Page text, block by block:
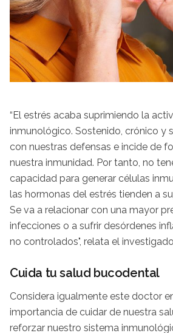
“El estrés acaba suprimiendo la
inmunológico. Sostenido, crónico y
con nuestras defensas e incide de
nuestra inmunidad. Por tanto, no
capacidad para generar células
las hormonas del estrés tienden a
Se va a relacionar con una mayor
infecciones o a sufrir desórdenes
no controlados", relata el
Cuida tu salud bucodental
Considera igualmente este doctor
importancia de cuidar de nuestra
reforzar nuestro sistema